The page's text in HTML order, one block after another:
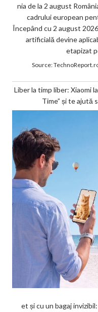
nia de la 2 august
cadrului european
Începând cu 2 august
artificială devine
etapizat
Source:
Liber la timp liber: Xiaomi
Time” și te ajută
et și cu un bagaj